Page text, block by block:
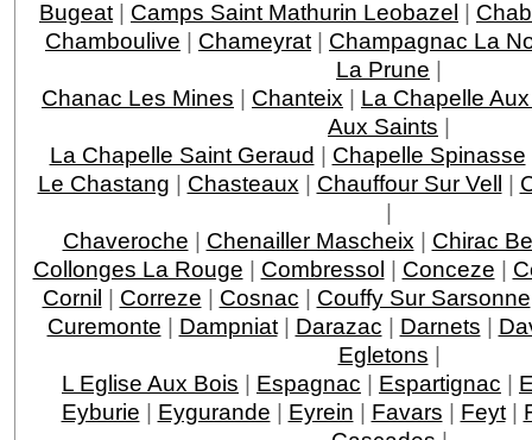
Bugeat | Camps Saint Mathurin Leobazel |
Chamboulive | Chameyrat | Champagnac La
La Prune |
Chanac Les Mines | Chanteix | La Chapelle
Aux Saints |
La Chapelle Saint Geraud | Chapelle Spinasse
Le Chastang | Chasteaux | Chauffour Sur Vell |
|
Chaveroche | Chenailler Mascheix | Chirac
Collonges La Rouge | Combressol | Conceze |
Cornil | Correze | Cosnac | Couffy Sur Sarsonne
Curemonte | Dampniat| Darazac | Darnets |
Egletons |
L Eglise Aux Bois | Espagnac | Espartignac |
Eyburie | Eygurande | Eyrein | Favars | Feyt|